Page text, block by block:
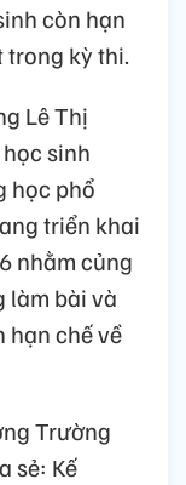
còn hạn
trong kỳ thi.
Lê Thị
sinh
học phổ
triển khai
nhằm củng
làm bài và
hạn chế về
Trường
sẻ: Kế